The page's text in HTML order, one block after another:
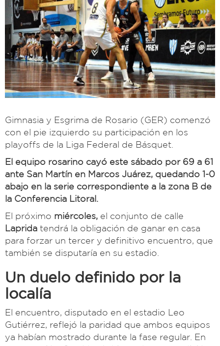
Gimnasia y Esgrima de Rosario (GER) comenzó
con el pie izquierdo su participación en los
playoffs de la Liga Federal de Básquet.
El equipo rosarino cayó este sábado por 69 a 61
ante San Martín en Marcos Juárez, quedando 1-0
abajo en la serie correspondiente a la zona B de
la Conferencia Litoral.
El próximo miércoles, el conjunto de calle
Laprida tendrá la obligación de ganar en casa
para forzar un tercer y definitivo encuentro, que
también se disputaría en su estadio.
Un duelo definido por la
localía
El encuentro, disputado en el estadio Leo
Gutiérrez, reflejó la paridad que ambos equipos
ya habían mostrado durante la fase regular. En